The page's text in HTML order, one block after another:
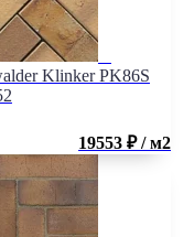
Klinker PK86S
19553 ₽ / м2